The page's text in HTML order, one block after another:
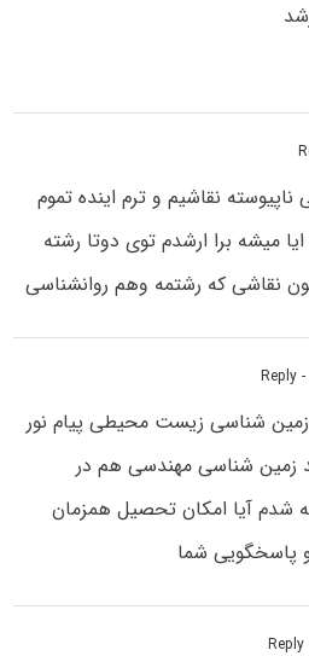
نقاشیم و ترم اینده تموم
میشه برا ارشدم توی دوتا رشته
نقاشی که رشتمه وهم روانشناسی
-
شناسی زیست محیطی پیام نور
زمین شناسی مهندسی هم در
شدم آیا امکان تحصیل همزمان
پاسخگویی شما